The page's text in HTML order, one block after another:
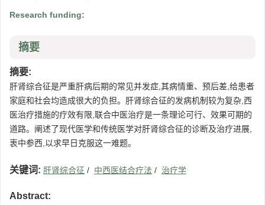
Research funding:
摘要
摘要:
肝肾综合征是严重肝病后期的常见并发症,其病情重、预后差,给患者
家庭和社会均造成很大的负担。肝肾综合征的发病机制较为复杂,西
医治疗措施的疗效有限,联合中医治疗是一条理论可行、效果可期的
道路。阐述了现代医学和传统医学对肝肾综合征的诊断及治疗进展,
衷中参西,以求早日克服这一难题。
关键词: 肝肾综合征 / 中西医结合疗法 / 治疗学
Abstract: